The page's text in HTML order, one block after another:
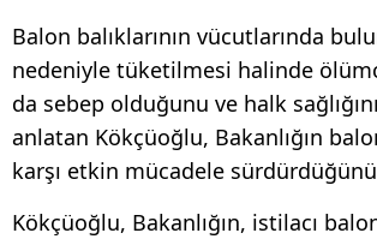
Balon balıklarının vücutlarında
nedeniyle tüketilmesi halinde
da sebep olduğunu ve halk
anlatan Kökçüoğlu, Bakanlığın
karşı etkin mücadele
Kökçüoğlu, Bakanlığın, istilacı